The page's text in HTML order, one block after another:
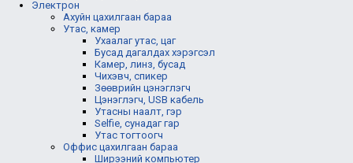
Электрон
Ахуйн цахилгаан бараа
Утас, камер
Ухаалаг утас, цаг
Бусад дагалдах хэрэгсэл
Камер, линз, бусад
Чихэвч, спикер
Зөөврийн цэнэглэгч
Цэнэглэгч, USB кабель
Утасны наалт, гэр
Selfie, сунадаг гар
Утас тогтоогч
Оффис цахилгаан бараа
Ширээний компьютер